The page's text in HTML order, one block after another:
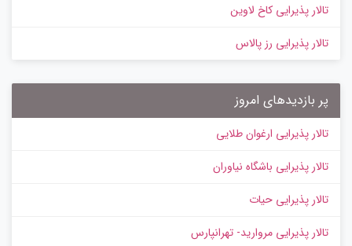
تالار پذیرایی کاخ لاوین
تالار پذیرایی رز پالاس
پر بازدیدهای امروز
تالار پذیرایی ارغوان طلایی
تالار پذیرایی باشگاه نیاوران
تالار پذیرایی حیات
تالار پذیرایی مروارید- تهرانپارس